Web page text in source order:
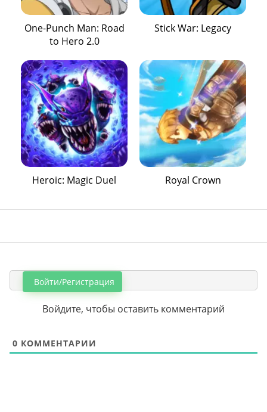
One-Punch Man: Road
to Hero 2.0
Stick War: Legacy
Heroic: Magic Duel Royal Crown
Войти/Регистрация
Войдите, чтобы оставить комментарий
0 КОММЕНТАРИИ